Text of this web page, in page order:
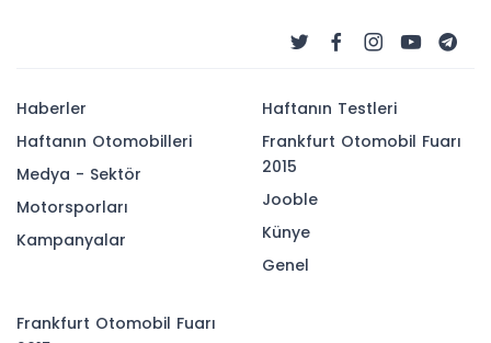
Haberler
Haftanın Otomobilleri
Medya - Sektör
Motorsporları
Kampanyalar
Haftanın Testleri
Frankfurt Otomobil Fuarı
2015
Jooble
Künye
Genel
Frankfurt Otomobil Fuarı